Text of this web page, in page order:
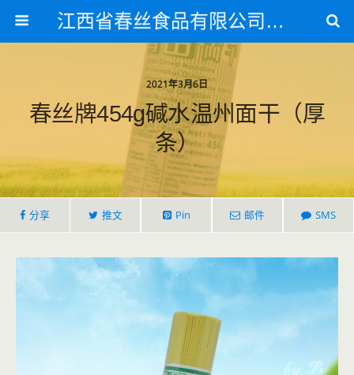
江西省春丝食品有限公司官方网站
2021年3月6日
春丝牌454g碱水温州面干（厚
条）
分享 推文 Pin 邮件 SMS